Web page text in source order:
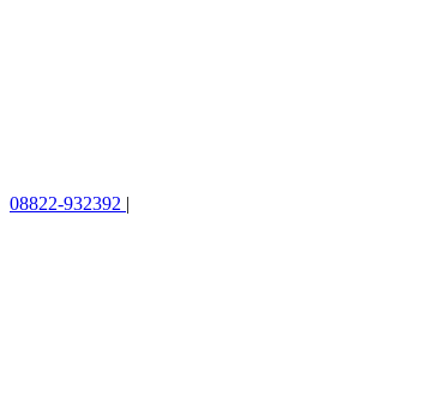
08822-932392 |